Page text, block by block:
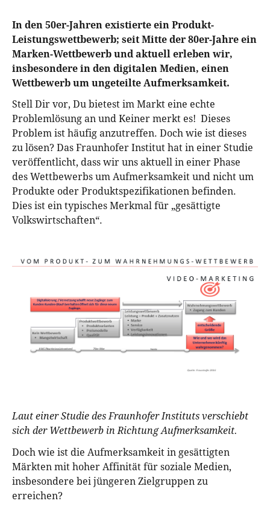
In den 50er-Jahren existierte ein Produkt-
Leistungswettbewerb; seit Mitte der 80er-Jahre ein
Marken-Wettbewerb und aktuell erleben wir,
insbesondere in den digitalen Medien, einen
Wettbewerb um ungeteilte Aufmerksamkeit.
Stell Dir vor, Du bietest im Markt eine echte
Problemlösung an und Keiner merkt es! Dieses
Problem ist häufig anzutreffen. Doch wie ist dieses
zu lösen? Das Fraunhofer Institut hat in einer Studie
veröffentlicht, dass wir uns aktuell in einer Phase
des Wettbewerbs um Aufmerksamkeit und nicht um
Produkte oder Produktspezifikationen befinden.
Dies ist ein typisches Merkmal für „gesättigte
Volkswirtschaften“.
Laut einer Studie des Fraunhofer Instituts verschiebt
sich der Wettbewerb in Richtung Aufmerksamkeit.
Doch wie ist die Aufmerksamkeit in gesättigten
Märkten mit hoher Affinität für soziale Medien,
insbesondere bei jüngeren Zielgruppen zu
erreichen?